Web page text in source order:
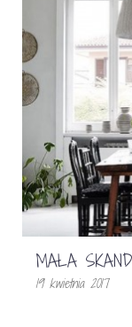
MAŁA
19 kwietnia 2017